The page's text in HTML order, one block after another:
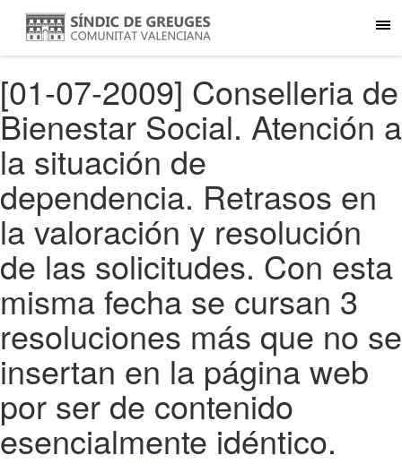
[01-07-2009] Conselleria de
Bienestar Social. Atención a
la situación de
dependencia. Retrasos en
la valoración y resolución
de las solicitudes. Con esta
misma fecha se cursan 3
resoluciones más que no se
insertan en la página web
por ser de contenido
esencialmente idéntico.